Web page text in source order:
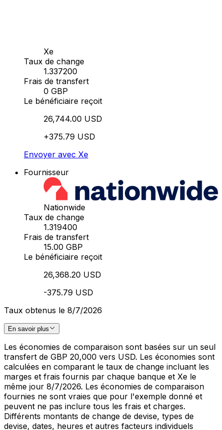
Xe
Taux de change
1.337200
Frais de transfert
0 GBP
Le bénéficiaire reçoit
26,744.00 USD
+375.79 USD
Envoyer avec Xe
Fournisseur
Nationwide
Taux de change
1.319400
Frais de transfert
15.00 GBP
Le bénéficiaire reçoit
26,368.20 USD
-375.79 USD
Taux obtenus le 8/7/2026
En savoir plus
Les économies de comparaison sont basées sur un seul
transfert de GBP 20,000 vers USD. Les économies sont
calculées en comparant le taux de change incluant les
marges et frais fournis par chaque banque et Xe le
même jour 8/7/2026. Les économies de comparaison
fournies ne sont vraies que pour l'exemple donné et
peuvent ne pas inclure tous les frais et charges.
Différents montants de change de devise, types de
devise, dates, heures et autres facteurs individuels